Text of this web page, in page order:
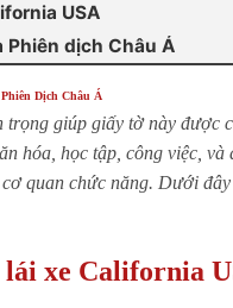
USA
dịch Châu Á
Dịch Châu Á
giúp giấy tờ này được
hóa, học tập, công việc,
quan chức năng. Dưới
lái xe California